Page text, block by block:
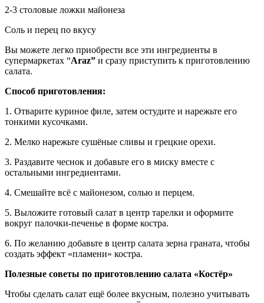
2-3 столовые ложки майонеза
Соль и перец по вкусу
Вы можете легко приобрести все эти ингредиенты в
супермаркетах “Araz” и сразу приступить к приготовлению
салата.
Способ приготовления:
1. Отварите куриное филе, затем остудите и нарежьте его
тонкими кусочками.
2. Мелко нарежьте сушёные сливы и грецкие орехи.
3. Раздавите чеснок и добавьте его в миску вместе с
остальными ингредиентами.
4. Смешайте всё с майонезом, солью и перцем.
5. Выложите готовый салат в центр тарелки и оформите
вокруг палочки-печенье в форме костра.
6. По желанию добавьте в центр салата зерна граната, чтобы
создать эффект «пламени» костра.
Полезные советы по приготовлению салата «Костёр»
Чтобы сделать салат ещё более вкусным, полезно учитывать